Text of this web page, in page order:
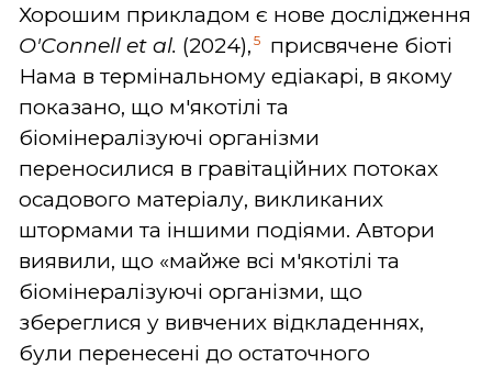
Хорошим прикладом є нове дослідження
O'Connell et al. (2024), 5
присвячене біоті
Нама в термінальному едіакарі, в якому
показано, що м'якотілі та
біомінералізуючі організми
переносилися в гравітаційних потоках
осадового матеріалу, викликаних
штормами та іншими подіями. Автори
виявили, що «майже всі м'якотілі та
біомінералізуючі організми, що
збереглися у вивчених відкладеннях,
були перенесені до остаточного